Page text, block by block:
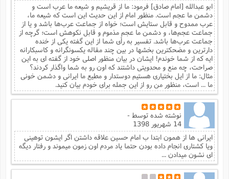
ابو عبدالله [امام صادق] فرمود: ما از قریشیم و شیعه ما عرب است و
دشمن ما عجم است. منظور امام از این حدیث این است که شیعه ما،
عرب ممدوح و قابل ستایش است؛ خواه از جماعت عرب‌ها باشد و یا از
جماعت عجم‌ها، و دشمن ما عجم مذموم و قابل نکوهش است؛ گرچه از
جماعت عرب‌ها باشد. تفسیر به رأی شما از این گفته یکی از خنده
دارترین و مضحکترین بخشها در بین چند مقاله یکسونگرانه و کاسبکارانه
ایه که از شما خوندم! ایشان در بیان منظور اصلی خود از گفته ای به این
صراحت، چه منع و محدویتی داشتند که اون رو به شما واگذار کردند؟
مثال: ما از ایل بختیاری هستیم دوستدار و مطیع ما ایرانی و دشمن خونی
ما ... است، منظور من رو از این جمله برای خودم بیان کنید.
نوشته شده توسط-
14 شهریور 1398
ایرانی ها از همون ابتدا ب امام حسین علاقه داشتن اگر ایشون توهینی
ویا کشتاری انجام داده بودن حتما یاد مردم اون زمون میموند و رفتار دیگه
ای نشون میدادن ...